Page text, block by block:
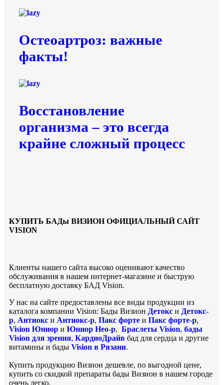
️Остеоартроз: важные
факты!
Восстановление
организма – это всегда
крайне сложный процесс
КУПИТЬ БАДы ВИЗИОН ОФИЦИАЛЬНЫЙ САЙТ
VISION
Клиенты нашего сайта высоко оценивают качество
обслуживания в нашем интернет-магазине и быструю
бесплатную доставку БАД Vision.
У нас на сайте предоставлены все виды продукции из
каталога компании Vision: Бады Визион Детокс и Детокс-
р, Антиокс и Антиокс-р, Пакс форте и Пакс форте-р,
Vision Юниор и Юниор Нео-р, Браслеты Vision, бады
Vision для зрения, КардиоДрайв бад для сердца и другие
витамины и бады Vision в Рязани.
Купить продукцию Визион дешевле, по выгодной цене,
купить со скидкой препараты бады Визион в нашем городе
очень легко.